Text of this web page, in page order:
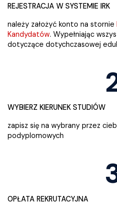
REJESTRACJA W SYSTEMIE IRK
należy założyć konto na stornie
Kandydatów. Wypełniając
dotyczące dotychczasowej
WYBIERZ KIERUNEK STUDIÓW
zapisz się na wybrany przez
podyplomowych
OPŁATA REKRUTACYJNA